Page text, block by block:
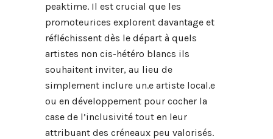
peaktime. Il est crucial que les
promoteurices explorent davantage et
réfléchissent dès le départ à quels
artistes non cis-hétéro blancs ils
souhaitent inviter, au lieu de
simplement inclure un.e artiste local.e
ou en développement pour cocher la
case de l’inclusivité tout en leur
attribuant des créneaux peu valorisés.